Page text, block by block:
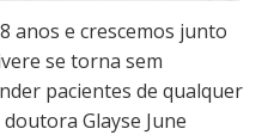
anos e crescemos junto
se torna sem
pacientes de qualquer
Glayse June